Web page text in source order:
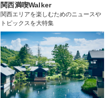
関西満喫Walker
関西エリアを楽しむためのニュースや
トピックスを大特集